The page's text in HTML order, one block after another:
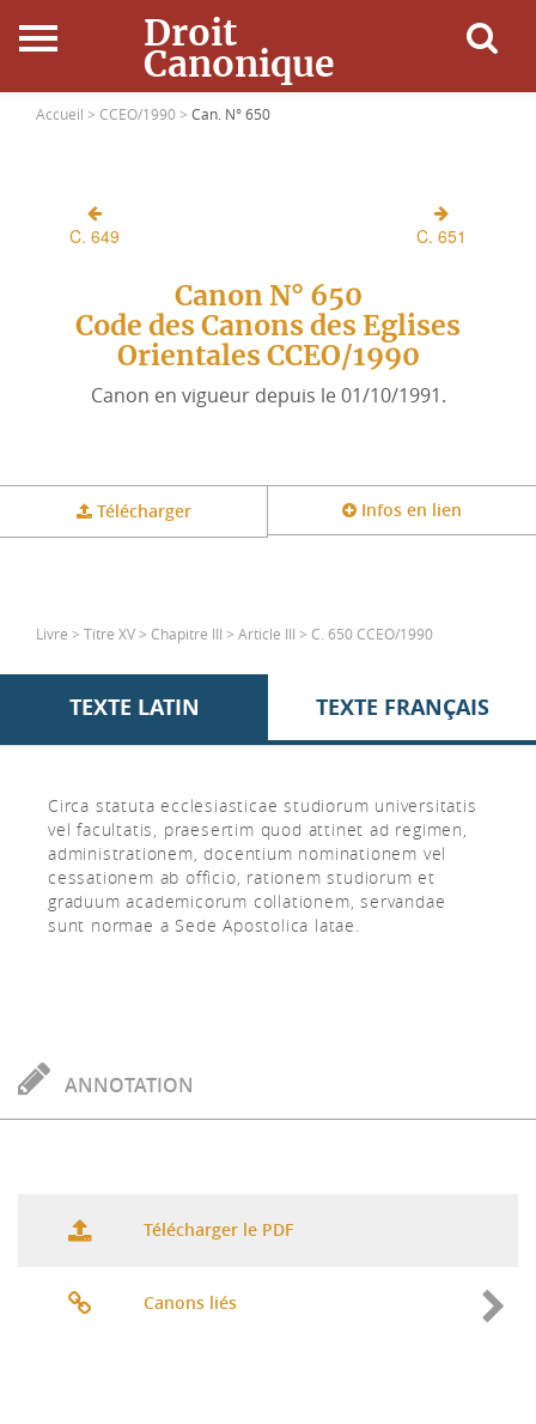
Droit
Canonique
Accueil
Ressources
Connexion
Accueil > CCEO/1990 > Can. N° 650
C. 649 C. 651
Canon N° 650
Code des Canons des Eglises
Orientales CCEO/1990
Canon en vigueur depuis le 01/10/1991.
Télécharger Infos en lien
Livre > Titre XV > Chapitre III > Article III > C. 650 CCEO/1990
TEXTE LATIN TEXTE FRANÇAIS
Circa statuta ecclesiasticae studiorum universitatis
vel facultatis, praesertim quod attinet ad regimen,
administrationem, docentium nominationem vel
cessationem ab officio, rationem studiorum et
graduum academicorum collationem, servandae
sunt normae a Sede Apostolica latae.
ANNOTATION
Télécharger le PDF
Canons liés